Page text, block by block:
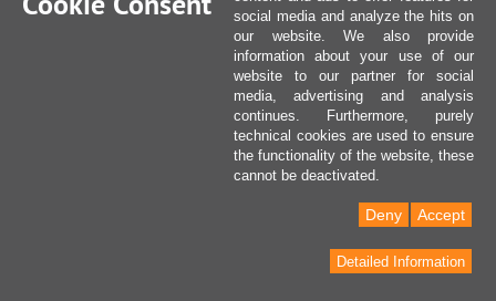
social media and analyze the hits on
our website. We also provide
information about your use of our
website to our partner for social
media, advertising and analysis
continues. Furthermore, purely
technical cookies are used to ensure
the functionality of the website, these
cannot be deactivated.
Accept
Deny
Detailed Information